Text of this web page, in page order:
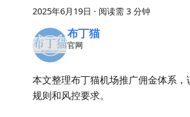
2025年6月19日 · 阅读需 3 分钟
布丁猫
官网
本文整理布丁猫机场推广佣金体系
规则和风控要求。